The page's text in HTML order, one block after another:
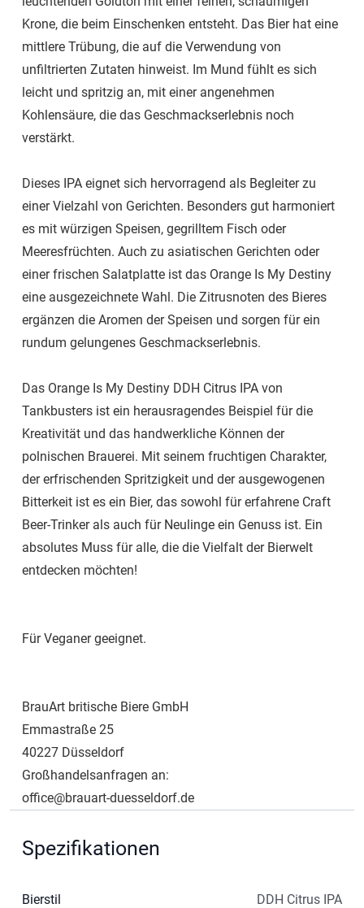
Krone, die beim Einschenken entsteht. Das Bier hat eine
mittlere Trübung, die auf die Verwendung von
unfiltrierten Zutaten hinweist. Im Mund fühlt es sich
leicht und spritzig an, mit einer angenehmen
Kohlensäure, die das Geschmackserlebnis noch
verstärkt.
Dieses IPA eignet sich hervorragend als Begleiter zu
einer Vielzahl von Gerichten. Besonders gut harmoniert
es mit würzigen Speisen, gegrilltem Fisch oder
Meeresfrüchten. Auch zu asiatischen Gerichten oder
einer frischen Salatplatte ist das Orange Is My Destiny
eine ausgezeichnete Wahl. Die Zitrusnoten des Bieres
ergänzen die Aromen der Speisen und sorgen für ein
rundum gelungenes Geschmackserlebnis.
Das Orange Is My Destiny DDH Citrus IPA von
Tankbusters ist ein herausragendes Beispiel für die
Kreativität und das handwerkliche Können der
polnischen Brauerei. Mit seinem fruchtigen Charakter,
der erfrischenden Spritzigkeit und der ausgewogenen
Bitterkeit ist es ein Bier, das sowohl für erfahrene Craft
Beer-Trinker als auch für Neulinge ein Genuss ist. Ein
absolutes Muss für alle, die die Vielfalt der Bierwelt
entdecken möchten!
Für Veganer geeignet.
BrauArt britische Biere GmbH
Emmastraße 25
40227 Düsseldorf
Großhandelsanfragen an:
office@brauart-duesseldorf.de
Spezifikationen
Bierstil DDH Citrus IPA